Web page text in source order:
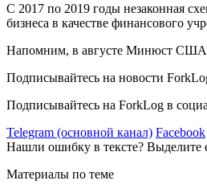
С 2017 по 2019 годы незаконная
бизнеса в качестве финансового
Напомним, в августе Минюст США
Подписывайтесь на новости
Подписывайтесь на ForkLog в
Telegram (основной канал) Facebook
Нашли ошибку в тексте?
Материалы по теме